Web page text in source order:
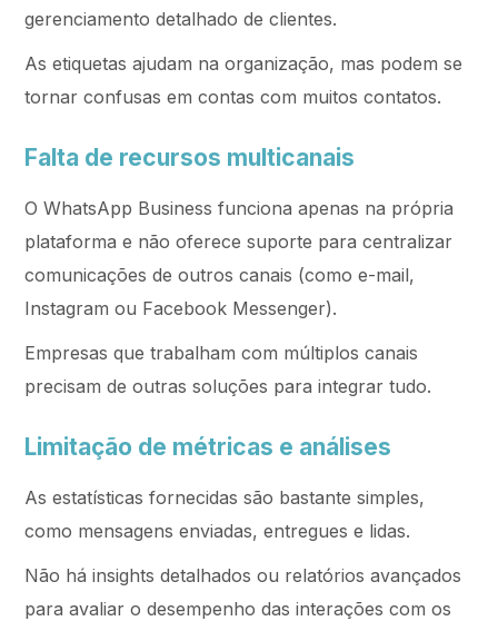
gerenciamento detalhado de clientes.
As etiquetas ajudam na organização, mas podem se
tornar confusas em contas com muitos contatos.
Falta de recursos multicanais
O WhatsApp Business funciona apenas na própria
plataforma e não oferece suporte para centralizar
comunicações de outros canais (como e-mail,
Instagram ou Facebook Messenger).
Empresas que trabalham com múltiplos canais
precisam de outras soluções para integrar tudo.
Limitação de métricas e análises
As estatísticas fornecidas são bastante simples,
como mensagens enviadas, entregues e lidas.
Não há insights detalhados ou relatórios avançados
para avaliar o desempenho das interações com os